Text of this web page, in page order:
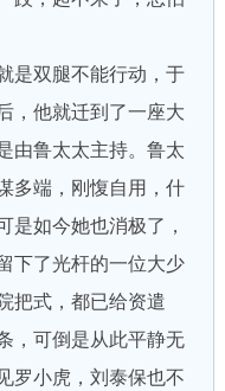
双腿不能行动，于
，他就迁到了一座大
由鲁太太主持。鲁太
多端，刚愎自用，什
是如今她也消极了，
下了光杆的一位大少
把式，都已给资遣
，可倒是从此平静无
罗小虎，刘泰保也不